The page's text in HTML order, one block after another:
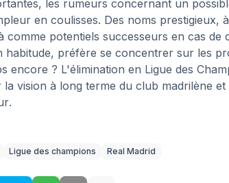
les rumeurs concernant un
en coulisses. Des noms prestigieux,
potentiels successeurs en cas de
habitude, préfère se concentrer sur les
encore ? L'élimination en Ligue des
vision à long terme du club madrilène
.
Ligue des champions Real Madrid